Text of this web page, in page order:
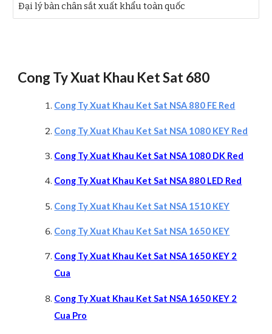
Đại lý bàn chân sắt xuất khẩu toàn quốc
Cong Ty Xuat Khau Ket Sat 680
Cong Ty Xuat Khau Ket Sat NSA 880 FE Red
Cong Ty Xuat Khau Ket Sat NSA 1080 KEY Red
Cong Ty Xuat Khau Ket Sat NSA 1080 DK Red
Cong Ty Xuat Khau Ket Sat NSA 880 LED Red
Cong Ty Xuat Khau Ket Sat NSA 1510 KEY
Cong Ty Xuat Khau Ket Sat NSA 1650 KEY
Cong Ty Xuat Khau Ket Sat NSA 1650 KEY 2
Cua
Cong Ty Xuat Khau Ket Sat NSA 1650 KEY 2
Cua Pro